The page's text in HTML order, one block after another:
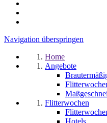
Navigation überspringen
Home
Angebote
Flitterwochen